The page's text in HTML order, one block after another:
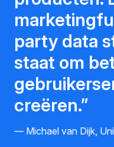
party data
staat om
creëren.
Michael van Dijk,